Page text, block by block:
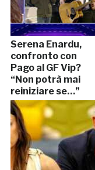
Serena Enardu,
confronto con
Pago al GF Vip?
“Non potrà mai
reiniziare se…”